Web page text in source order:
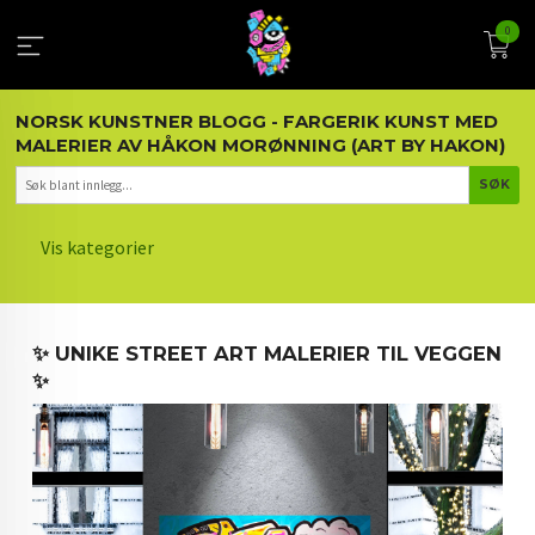
innholdet
0
NORSK KUNSTNER BLOGG - FARGERIK KUNST MED
MALERIER AV HÅKON MORØNNING (ART BY HAKON)
Vis kategorier
KUNST OG KUNSTNEREN
MALERIER BLOGG
ARTIKLER OM KUNST
INTERIØR OG KUNST
✨ UNIKE STREET ART MALERIER TIL VEGGEN
✨